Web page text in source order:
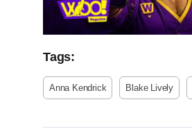
Tags:
Anna Kendrick Blake Lively